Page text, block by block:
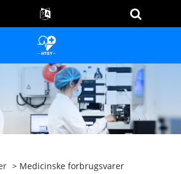
> Medicinske forbrugsvarer